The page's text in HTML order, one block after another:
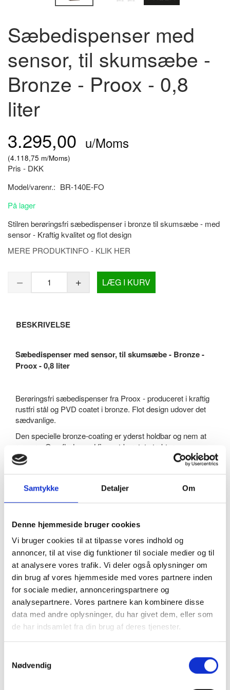
Samtykke Detaljer Om
Denne hjemmeside bruger cookies
Vi bruger cookies til at tilpasse vores indhold og
annoncer, til at vise dig funktioner til sociale medier og til
at analysere vores trafik. Vi deler også oplysninger om
din brug af vores hjemmeside med vores partnere inden
for sociale medier, annonceringspartnere og
analysepartnere. Vores partnere kan kombinere disse
data med andre oplysninger, du har givet dem, eller som
de har indsamlet fra din brug af deres tjenester.
Nødvendig
Sæbedispenser med
sensor, til skumsæbe -
Bronze - Proox - 0,8
liter
3.295,00 u/Moms
(4.118,75 m/Moms)
Pris - DKK
Model/varenr.: BR-140E-FO
På lager
Stilren berøringsfri sæbedispenser i bronze til skumsæbe - med
sensor - Kraftig kvalitet og flot design
MERE PRODUKTINFO - KLIK HER
LÆG I KURV
BESKRIVELSE
Sæbedispenser med sensor, til skumsæbe - Bronze -
Proox - 0,8 liter
Berøringsfri sæbedispenser fra Proox - produceret i kraftig
rustfri stål og PVD coatet i bronze. Flot design udover det
sædvanlige.
Den specielle bronze-coating er yderst holdbar og nem at
rengøre. Overflade med fin mat-børstet struktur.
Udstyret med sensor så du ikke skal røre ved dispenseren
for at den doserer. Sæt blot hånden under.
Kraftig kvalitet.
Beregnet til vægmontering.
Sæben fylder du i den indvendige beholder fra dunk eller
skumsæbe du ønsker at benytte. Ingen special-refills eller
andet.
Perforeret design på midten som samtidig fungerer som
indikator for hvor meget sæbe der er tilbage.
Pumpe i høj kvalitet.
Kan bruges til flydende skumsæbe.
Indvendig 800 ml beholder.